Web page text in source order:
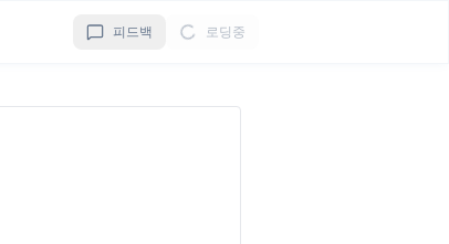
피드백 로딩중